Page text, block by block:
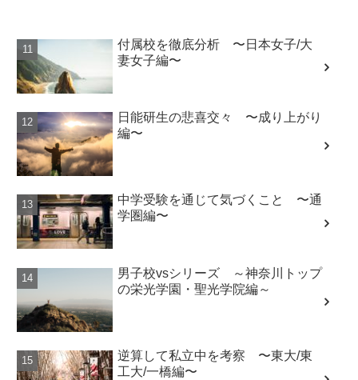
付属校を徹底分析 〜日本女子/大
妻女子編〜
日能研生の悲喜交々 〜成り上がり
編〜
中学受験を通じて気づくこと 〜通
学圏編〜
男子校vsシリーズ ～神奈川トップ
の栄光学園・聖光学院編～
逆算して私立中を考察 〜東大/東
工大/一橋編〜